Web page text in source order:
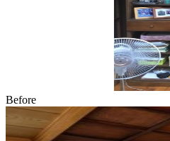
Before